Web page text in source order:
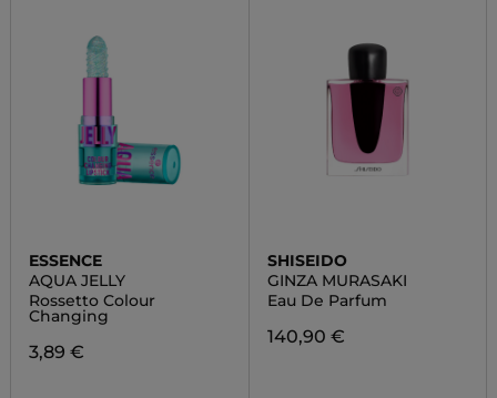
ESSENCE
AQUA JELLY
Rossetto Colour
Changing
3,89 €
SHISEIDO
GINZA MURASAKI
Eau De Parfum
140,90 €